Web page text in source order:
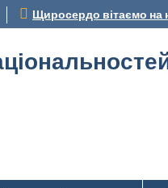
Щиросердо вітаємо на